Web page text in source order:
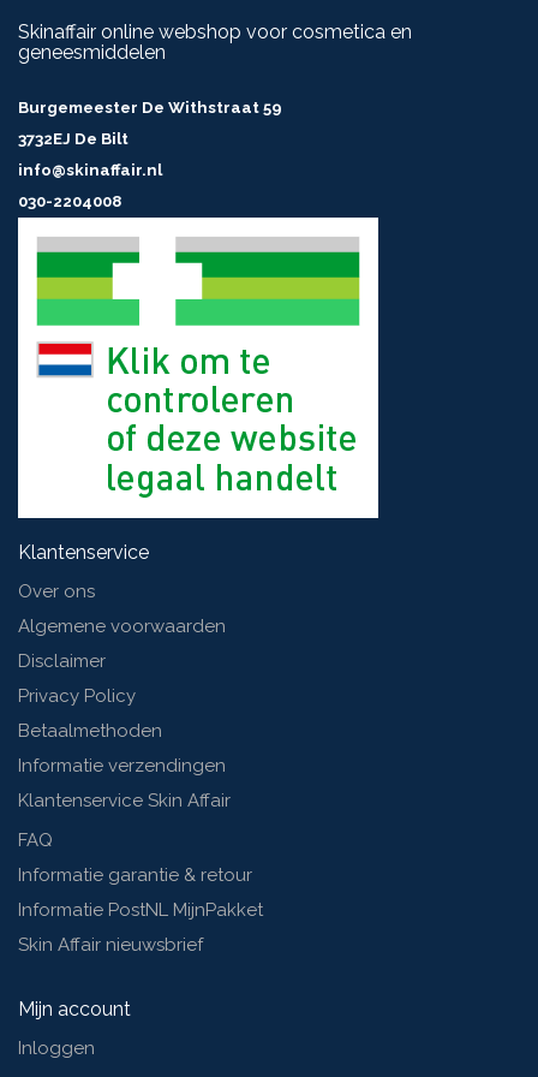
Inhoud
Skinaffair online webshop voor cosmetica en
geneesmiddelen
Burgemeester De Withstraat 59
3732EJ De Bilt
info@skinaffair.nl
030-2204008
Klantenservice
Over ons
Algemene voorwaarden
Disclaimer
Privacy Policy
Betaalmethoden
Informatie verzendingen
Klantenservice Skin Affair
FAQ
Informatie garantie & retour
Informatie PostNL MijnPakket
Skin Affair nieuwsbrief
Mijn account
Inloggen